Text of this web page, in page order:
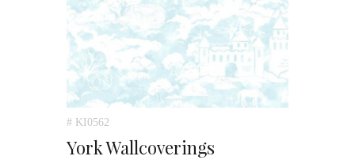
# KI0562
York Wallcoverings